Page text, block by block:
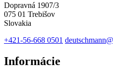
Dopravná 1907/3
075 01 Trebišov
Slovakia
+421-56-668 0501
Informácie